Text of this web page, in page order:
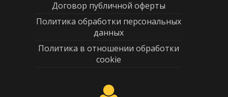
Договор публичной оферты
Политика обработки персональных
данных
Политика в отношении обработки
cookie